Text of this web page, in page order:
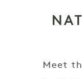
Meet